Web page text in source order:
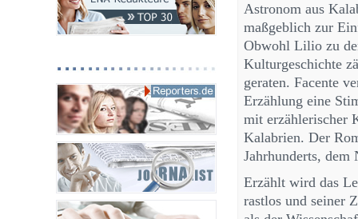
Astronom aus
maßgeblich zur
Obwohl Lilio zu
Kulturgeschichte
geraten. Facente
Erzählung eine
mit erzählerischer
Kalabrien. Der
Jahrhunderts, dem
Erzählt wird das
rastlos und seiner